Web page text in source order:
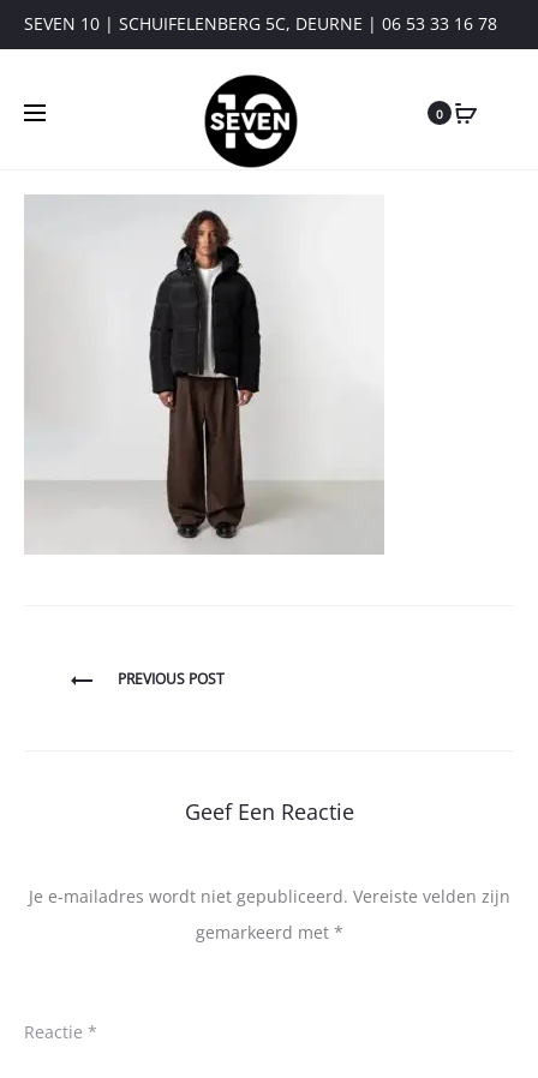
SEVEN 10 | SCHUIFELENBERG 5C, DEURNE | 06 53 33 16 78
0
BerichtPREVIOUS POST
Geef Een Reactie
Je e-mailadres wordt niet gepubliceerd. Vereiste velden zijn
gemarkeerd met *
Reactie *